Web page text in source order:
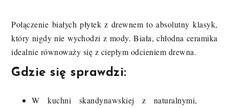
Połączenie białych płytek z drewnem to absolutny klasyk,
który nigdy nie wychodzi z mody. Biała, chłodna ceramika
idealnie równoważy się z ciepłym odcieniem drewna.
Gdzie się sprawdzi:
W kuchni skandynawskiej z naturalnymi,